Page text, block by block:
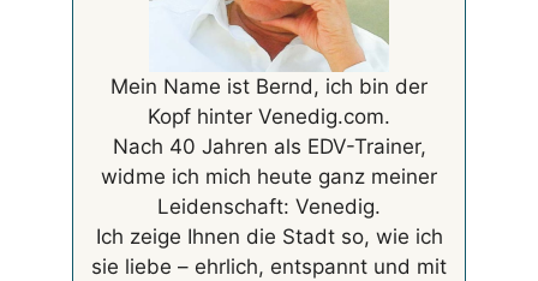
Mein Name ist Bernd, ich bin der
Kopf hinter Venedig.com.
Nach 40 Jahren als EDV-Trainer,
widme ich mich heute ganz meiner
Leidenschaft: Venedig.
Ich zeige Ihnen die Stadt so, wie ich
sie liebe – ehrlich, entspannt und mit